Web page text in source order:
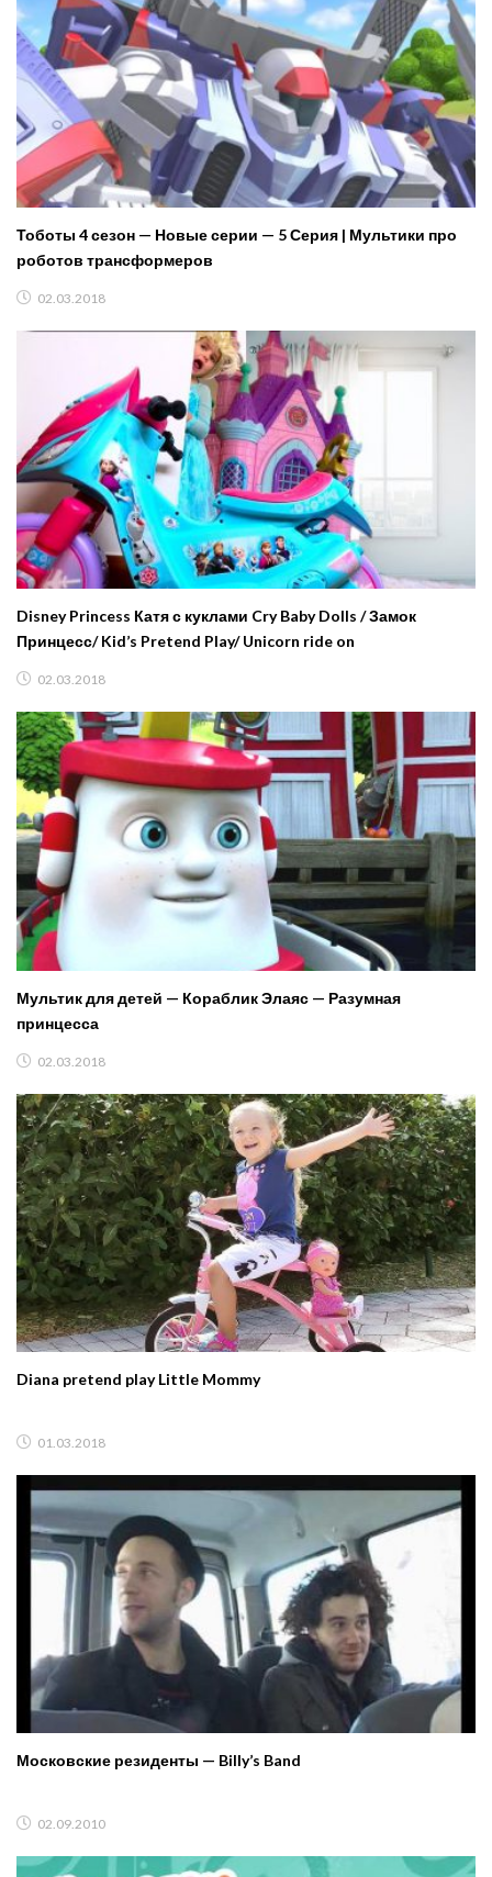
Тоботы 4 сезон — Новые серии — 5 Серия | Мультики про
роботов трансформеров
02.03.2018
Disney Princess Катя с куклами Cry Baby Dolls / Замок
Принцесс/ Kid’s Pretend Play/ Unicorn ride on
02.03.2018
Мультик для детей — Кораблик Элаяс — Разумная
принцесса
02.03.2018
Diana pretend play Little Mommy
01.03.2018
Московские резиденты — Billy’s Band
02.09.2010